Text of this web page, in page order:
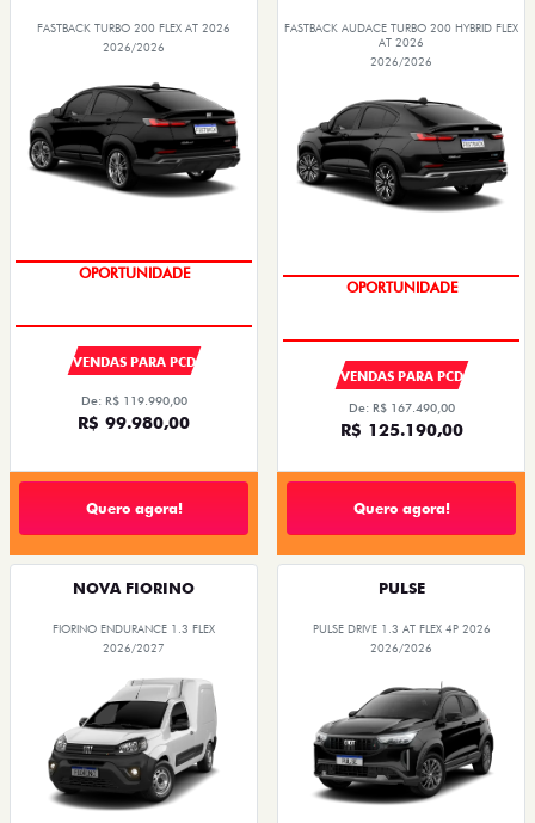
FASTBACK TURBO 200 FLEX AT 2026
2026/2026
OPORTUNIDADE
VENDAS PARA PCD
De: R$ 119.990,00
R$ 99.980,00
Quero agora!
FASTBACK AUDACE TURBO 200 HYBRID FLEX
AT 2026
2026/2026
OPORTUNIDADE
VENDAS PARA PCD
De: R$ 167.490,00
R$ 125.190,00
Quero agora!
NOVA FIORINO
FIORINO ENDURANCE 1.3 FLEX
2026/2027
PULSE
PULSE DRIVE 1.3 AT FLEX 4P 2026
2026/2026